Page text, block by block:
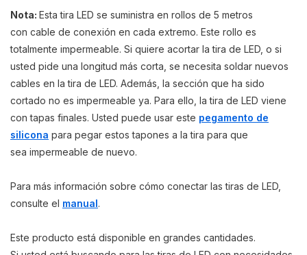
Nota: Esta tira LED se suministra en rollos de 5 metros
con cable de conexión en cada extremo. Este rollo es
totalmente impermeable. Si quiere acortar la tira de LED o si
usted pide una longitud más corta , se necesita soldar nuevos
cables en la tira de LED. Además, la sección que ha sido
cortado no es impermeable ya. Para ello la tira de LED viene
con tapas finales. Usted puede usar este pegamento de
silicona para pegar estostapones a la tira para que
sea impermeable de nuevo.
Para más información sobre cómo conectar las tiras de LED,
consulte el manual.
Este producto está disponible en grandes cantidades.